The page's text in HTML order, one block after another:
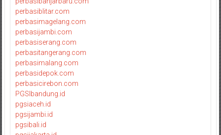
perbasiblitar.com
perbasimagelang.com
perbasijambi.com
perbasiserang.com
perbasitangerang.com
perbasimalang.com
perbasidepok.com
perbasicirebon.com
PGSIbandung.id
pgsiaceh.id
pgsijambi.id
pgsibali.id